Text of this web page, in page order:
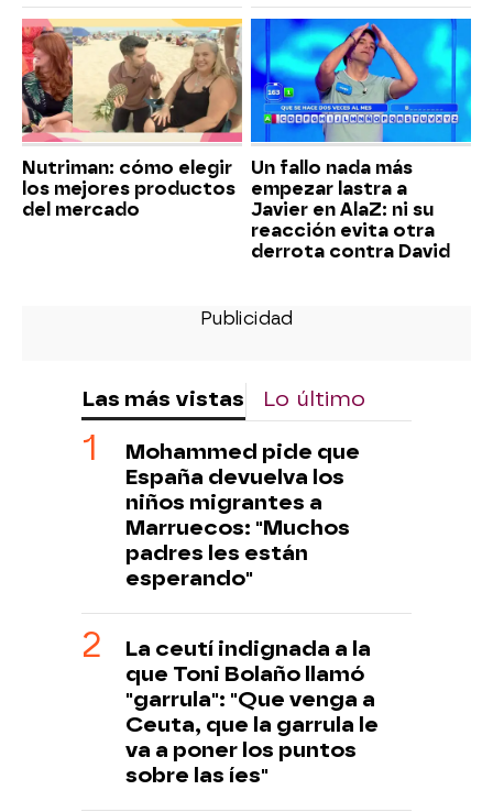
Nutriman: cómo elegir
los mejores productos
del mercado
Un fallo nada más
empezar lastra a
Javier en AlaZ: ni su
reacción evita otra
derrota contra David
Las más vistas Lo último
Mohammed pide que
España devuelva los
niños migrantes a
Marruecos: "Muchos
padres les están
esperando"
La ceutí indignada a la
que Toni Bolaño llamó
"garrula": "Que venga a
Ceuta, que la garrula le
va a poner los puntos
sobre las íes"